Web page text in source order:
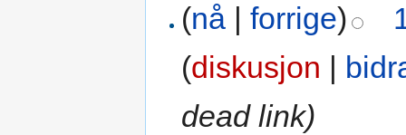
(nå |forrige)
(diskusjon |
dead link)